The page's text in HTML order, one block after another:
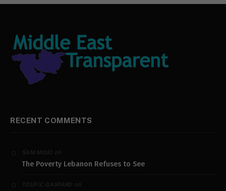
RECENT COMMENTS
SAM MOJO on
The Poverty Lebanon Refuses to See
TOUFIC GASPARD on